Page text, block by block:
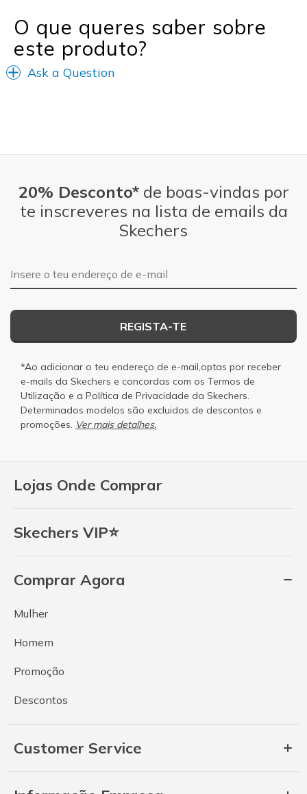
O que queres saber sobre
este produto?
Ask a Question
Lojas Onde Comprar
Skechers VIP⭐
Comprar Agora
Mulher
Homem
Promoção
Descontos
Customer Service
20% Desconto*de boas-vindas por
te inscreveres na lista de emails da
Skechers
Endereço de e-mail
REGISTA-TE
*Ao adicionar o teu endereço de e-mail,optas por receber
e-mails da Skechers e concordas com os Termos de
Utilização e a Política de Privacidade da Skechers.
Determinados modelos são excluidos de descontos e
promoções. Ver mais detalhes.